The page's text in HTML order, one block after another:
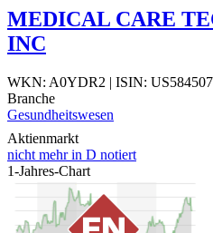
MEDICAL CARE
INC
WKN: A0YDR2 | ISIN:
Branche
Gesundheitswesen
Aktienmarkt
nicht mehr in D notiert
1-Jahres-Chart